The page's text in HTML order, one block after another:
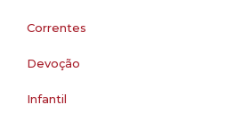
Correntes
Devoção
Infantil